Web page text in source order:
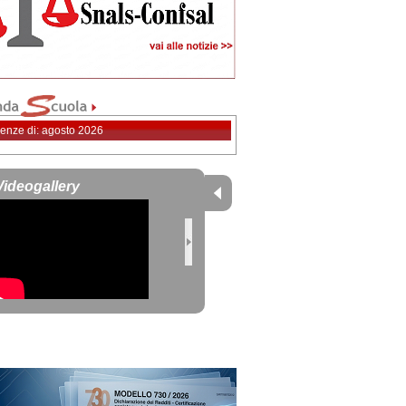
di: agosto 2026